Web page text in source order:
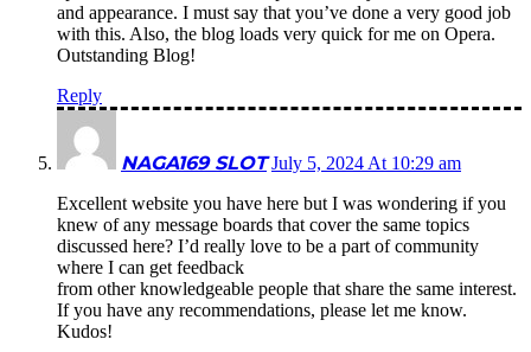
and appearance. I must say that you’ve done a very good job
with this. Also, the blog loads very quick for me on Opera.
Outstanding Blog!
Reply
NAGA169 SLOT July 5, 2024 At 10:29 am
Excellent website you have here but I was wondering if you
knew of any message boards that cover the same topics
discussed here? I’d really love to be a part of community
where I can get feedback
from other knowledgeable people that share the same interest.
If you have any recommendations, please let me know.
Kudos!